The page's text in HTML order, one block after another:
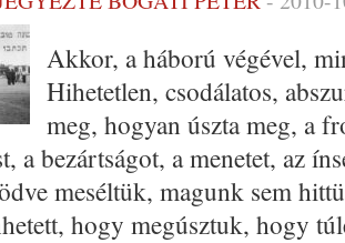
Akkor, a háború végével,
Hihetetlen, csodálatos,
meg, hogyan úszta meg, a
a bezártságot, a menetet, az
meséltük, magunk sem
hogy megúsztuk, hogy